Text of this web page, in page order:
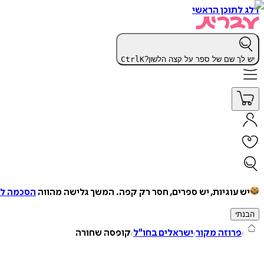
דלג לתוכן הראשי
יש לך שם של ספר על קצה הלשון? CtrlK
יש עוגיות, יש ספרים, חסר רק קפה. המשך גלישה מהווה הסכמה
הבנתי
פרוזה מקור ישראלים בחו"ל קופסה שחורה